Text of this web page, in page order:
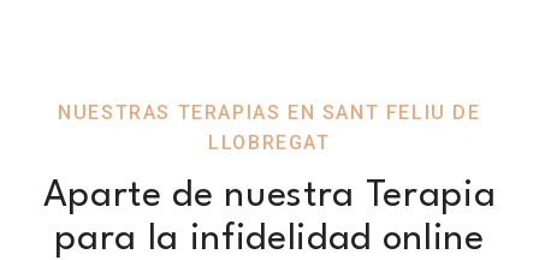
NUESTRAS TERAPIAS EN SANT FELIU DE
LLOBREGAT
Aparte de nuestra Terapia
para la infidelidad online